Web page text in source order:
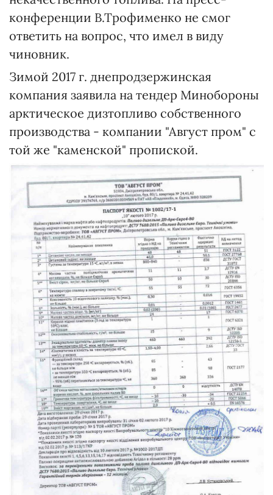
конференции В.Трофименко не смог
ответить на вопрос, что имел в виду
чиновник.
Зимой 2017 г. днепродзержинская
компания заявила на тендер Минобороны
арктическое дизтопливо собственного
производства - компании "Август пром" с
той же "каменской" пропиской.